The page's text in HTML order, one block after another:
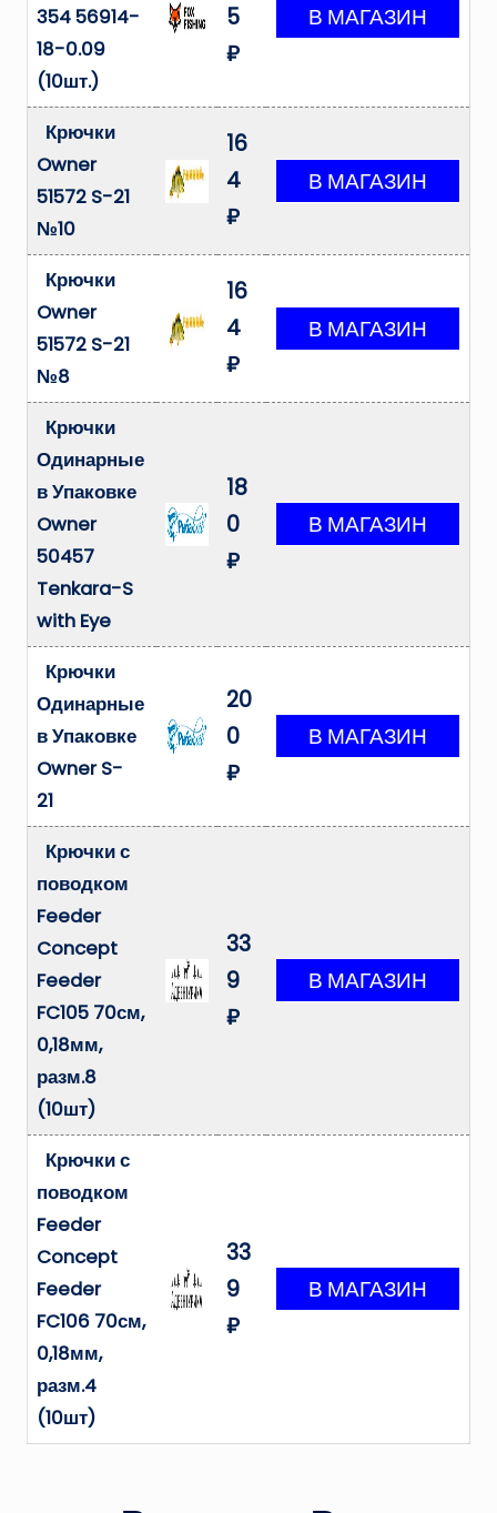
354 56914-
18-0.09
(10шт.)
5
₽
Крючки
Owner
51572 S-21
№10
16
4
₽
Крючки
Owner
51572 S-21
№8
16
4
₽
Крючки
Одинарные
в Упаковке
Owner
50457
Tenkara-S
with Eye
18
0
₽
Крючки
Одинарные
в Упаковке
Owner S-
21
20
0
₽
Крючки с
поводком
Feeder
Concept
Feeder
FC105 70см,
0,18мм,
разм.8
(10шт)
33
9
₽
Крючки с
поводком
Feeder
Concept
Feeder
FC106 70см,
0,18мм,
разм.4
(10шт)
33
9
₽